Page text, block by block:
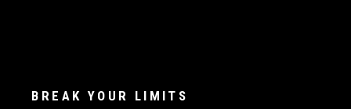
BREAK YOUR LIMITS